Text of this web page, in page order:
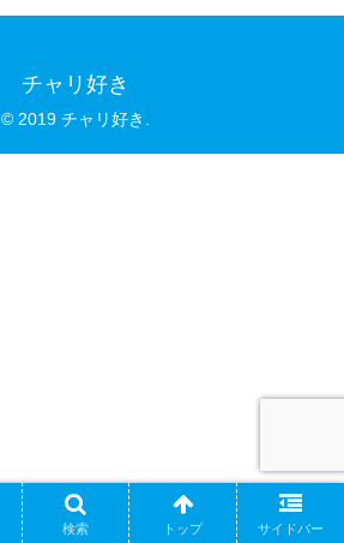
チャリ好き
© 2019 チャリ好き.
検索 トップ サイドバー